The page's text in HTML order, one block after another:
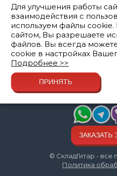
Для улучшения работы
взаимодействия с
используем файлы
сайтом, Вы разрешаете
файлов. Вы всегда
cookie в настройках
Подробнее >>
ПРИНЯТЬ
Доставка,
Выкуп
Про
Мы всегда
ЗАКАЗАТЬ
© СкладГитар -
Политика